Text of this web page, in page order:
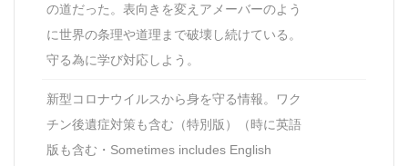
の道だった。表向きを変えアメーバーのよう
に世界の条理や道理まで破壊し続けている。
守る為に学び対応しよう。
新型コロナウイルスから身を守る情報。ワク
チン後遺症対策も含む（特別版）（時に英語
版も含む・Sometimes includes English